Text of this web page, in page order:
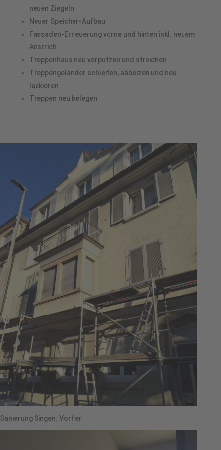
neuen Ziegeln
Neuer Speicher-Aufbau
Fassaden-Erneuerung vorne und hinten inkl. neuem
Anstrich
Treppenhaus neu verputzen und streichen
Treppengeländer schleifen, abbeizen und neu
lackieren
Treppen neu belegen
Sanierung Singen: Vorher